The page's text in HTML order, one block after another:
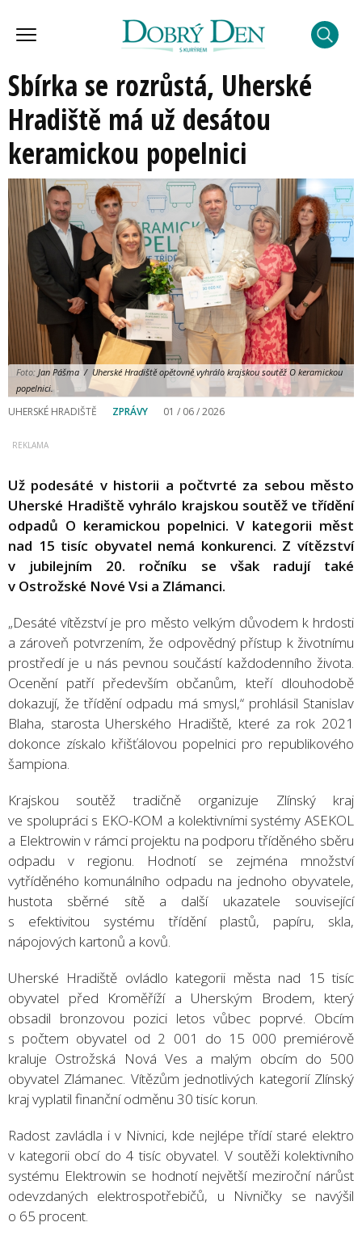
Sbírka se rozrůstá, Uherské
Hradiště má už desátou
keramickou popelnici
Foto: Jan Pášma / Uherské Hradiště opětovně vyhrálo krajskou soutěž O keramickou
popelnici.
UHERSKÉ HRADIŠTĚ ZPRÁVY 01 / 06 / 2026
Už podesáté v historii a počtvrté za sebou město
Uherské Hradiště vyhrálo krajskou soutěž ve třídění
odpadů O keramickou popelnici. V kategorii měst
nad 15 tisíc obyvatel nemá konkurenci. Z vítězství
v jubilejním 20. ročníku se však radují také
v Ostrožské Nové Vsi a Zlámanci.
„Desáté vítězství je pro město velkým důvodem k hrdosti
a zároveň potvrzením, že odpovědný přístup k životnímu
prostředí je u nás pevnou součástí každodenního života.
Ocenění patří především občanům, kteří dlouhodobě
dokazují, že třídění odpadu má smysl,“ prohlásil Stanislav
Blaha, starosta Uherského Hradiště, které za rok 2021
dokonce získalo křišťálovou popelnici pro republikového
šampiona.
Krajskou soutěž tradičně organizuje Zlínský kraj
ve spolupráci s EKO-KOM a kolektivními systémy ASEKOL
a Elektrowin v rámci projektu na podporu tříděného sběru
odpadu v regionu. Hodnotí se zejména množství
vytříděného komunálního odpadu na jednoho obyvatele,
hustota sběrné sítě a další ukazatele související
s efektivitou systému třídění plastů, papíru, skla,
nápojových kartonů a kovů.
Uherské Hradiště ovládlo kategorii města nad 15 tisíc
obyvatel před Kroměříží a Uherským Brodem, který
obsadil bronzovou pozici letos vůbec poprvé. Obcím
s počtem obyvatel od 2 001 do 15 000 premiérově
kraluje Ostrožská Nová Ves a malým obcím do 500
obyvatel Zlámanec. Vítězům jednotlivých kategorií Zlínský
kraj vyplatil finanční odměnu 30 tisíc korun.
Radost zavládla i v Nivnici, kde nejlépe třídí staré elektro
v kategorii obcí do 4 tisíc obyvatel. V soutěži kolektivního
systému Elektrowin se hodnotí největší meziroční nárůst
odevzdaných elektrospotřebičů, u Nivničky se navýšil
o 65 procent.